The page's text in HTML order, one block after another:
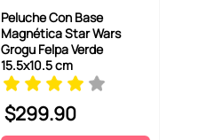
Peluche Con Base
Magnética Star Wars
Grogu Felpa Verde
15.5x10.5 cm
$299.90